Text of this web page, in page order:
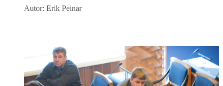
Autor: Erik Peinar